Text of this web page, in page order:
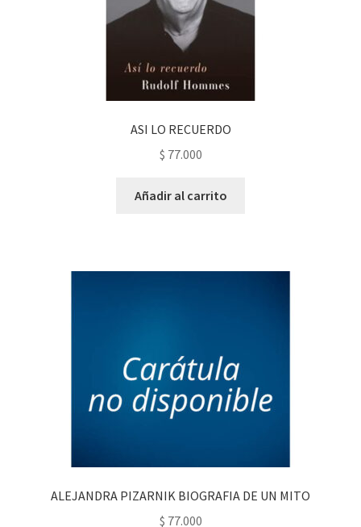
ASI LO RECUERDO
$ 77.000
Añadir al carrito
ALEJANDRA PIZARNIK BIOGRAFIA DE UN MITO
$ 77.000